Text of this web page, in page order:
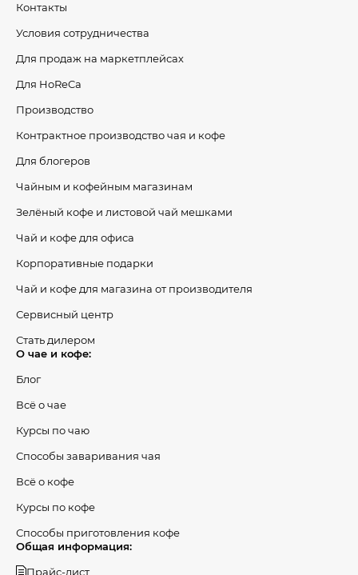
Контакты
Условия сотрудничества
Для продаж на маркетплейсах
Для HoReCa
Производство
Контрактное производство чая и кофе
Для блогеров
Чайным и кофейным магазинам
Зелёный кофе и листовой чай мешками
Чай и кофе для офиса
Корпоративные подарки
Чай и кофе для магазина от производителя
Сервисный центр
Стать дилером
О чае и кофе:
Блог
Всё о чае
Курсы по чаю
Способы заваривания чая
Всё о кофе
Курсы по кофе
Способы приготовления кофе
Общая информация:
Прайс-лист